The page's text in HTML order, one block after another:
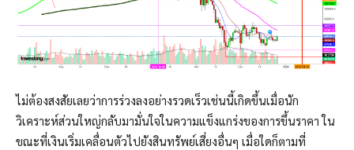
ไม่ต้องสงสัยเลยว่าการร่วงลงอย่างรวดเร็วเช่นนี้เกิดขึ้นเมื่อนัก
วิเคราะห์ส่วนใหญ่กลับมามั่นใจในความแข็งแกร่งของการขึ้นราคา ใน
ขณะที่เงินเริ่มเคลื่อนตัวไปยังสินทรัพย์เสี่ยงอื่นๆ เมื่อใดก็ตามที่